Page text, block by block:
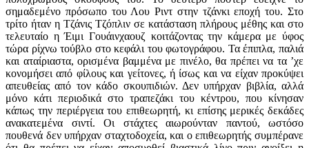
σημαδεμένο πρόσωπο του Λου Ριντ στην τζάνκι εποχή του. Στο
τρίτο ήταν η Τζάνις Τζόπλιν σε κατάσταση πλήρους μέθης και στο
τελευταίο η Έιμι Γουάινχαουζ κοιτάζοντας την κάμερα με ύφος
τώρα ρίχνω τούβλο στο κεφάλι του φωτογράφου. Τα έπιπλα, παλιά
και αταίριαστα, ορισμένα βαμμένα με πινέλο, θα πρέπει να τα ʼχε
κονομήσει από φίλους και γείτονες, ή ίσως και να είχαν προκύψει
απευθείας από τον κάδο σκουπιδιών. Δεν υπήρχαν βιβλία, αλλά
μόνο κάτι περιοδικά στο τραπεζάκι του κέντρου, που κίνησαν
κάπως την περιέργεια του επιθεωρητή, κι επίσης μερικές δεκάδες
ανακατεμένα σιντί. Οι στάχτες αιωρούνταν παντού, ωστόσο
πουθενά δεν υπήρχαν σταχτοδοχεία, και ο επιθεωρητής συμπέρανε